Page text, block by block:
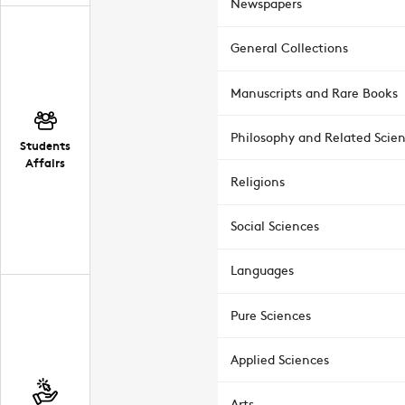
Students
Affairs
General Collections
Manuscripts and Rare Books
Philosophy and Related
Religions
Social Sciences
Languages
Pure Sciences
Applied Sciences